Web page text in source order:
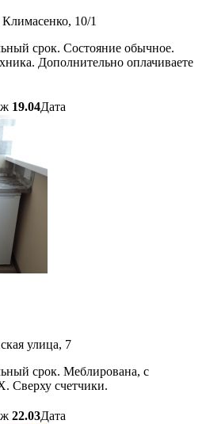
10/1
срок. Состояние обычное.
Дополнительно оплачиваете
19.04Дата
улица, 7
срок. Меблирована, с
Сверху счетчики.
22.03Дата